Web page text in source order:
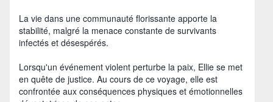
La vie dans une communauté florissante apporte la
stabilité, malgré la menace constante de survivants
infectés et désespérés.
Lorsqu'un événement violent perturbe la paix, Ellie se met
en quête de justice. Au cours de ce voyage, elle est
confrontée aux conséquences physiques et émotionnelles